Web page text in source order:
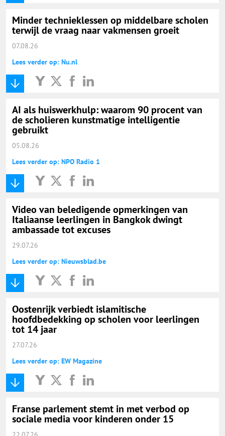
Minder technieklessen op middelbare scholen
terwijl de vraag naar vakmensen groeit
07.08.26
Lees verder op: Nu.nl
AI als huiswerkhulp: waarom 90 procent van
de scholieren kunstmatige intelligentie
gebruikt
05.08.26
Lees verder op: NPO Radio 1
Video van beledigende opmerkingen van
Italiaanse leerlingen in Bangkok dwingt
ambassade tot excuses
29.07.26
Lees verder op: Nieuwsblad.be
Oostenrijk verbiedt islamitische
hoofdbedekking op scholen voor leerlingen
tot 14 jaar
27.07.26
Lees verder op: EW Magazine
Franse parlement stemt in met verbod op
sociale media voor kinderen onder 15